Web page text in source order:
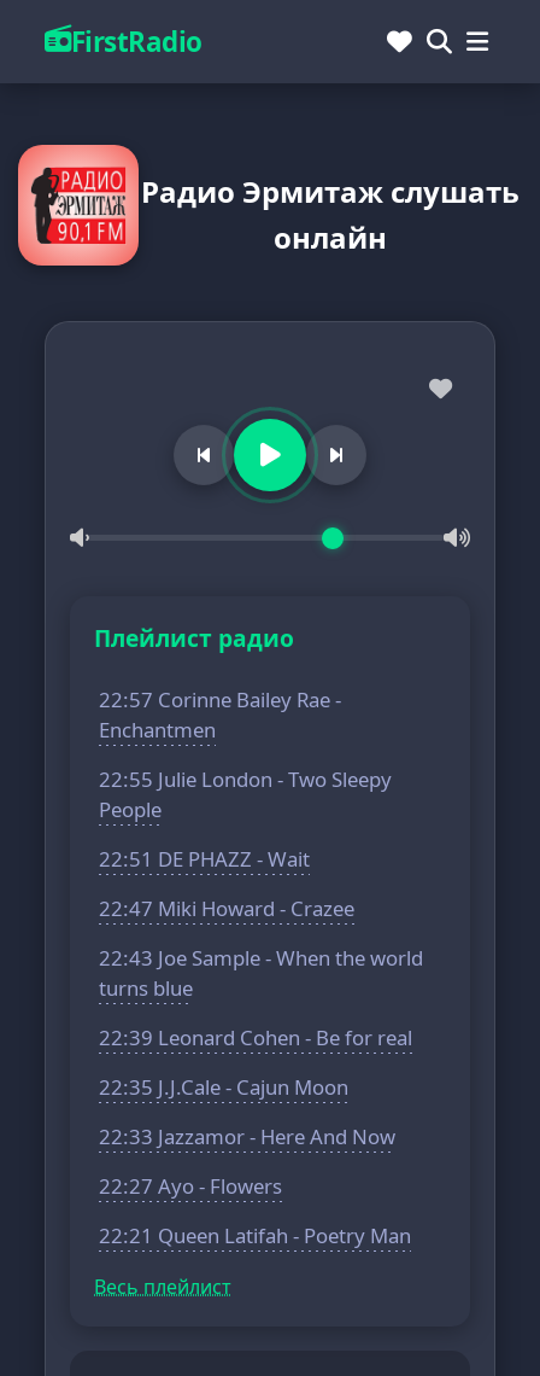
FirstRadio
Радио Эрмитаж слушать
онлайн
Плейлист радио
22:57 Corinne Bailey Rae -
Enchantmen
22:55 Julie London - Two Sleepy
People
22:51 DE PHAZZ - Wait
22:47 Miki Howard - Crazee
22:43 Joe Sample - When the world
turns blue
22:39 Leonard Cohen - Be for real
22:35 J.J.Cale - Cajun Moon
22:33 Jazzamor - Here And Now
22:27 Ayo - Flowers
22:21 Queen Latifah - Poetry Man
Весь плейлист